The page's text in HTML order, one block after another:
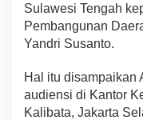
Sulawesi Tengah
Pembangunan
Yandri Susanto.
Hal itu disampaikan
audiensi di Kantor
Kalibata, Jakarta